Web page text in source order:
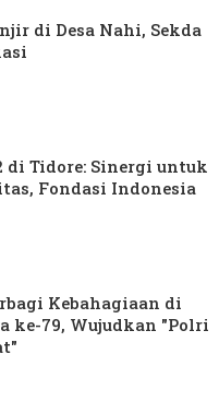
di Desa Nahi, Sekda
di Tidore: Sinergi untuk
Fondasi Indonesia
Kebahagiaan di
ke-79, Wujudkan "Polri